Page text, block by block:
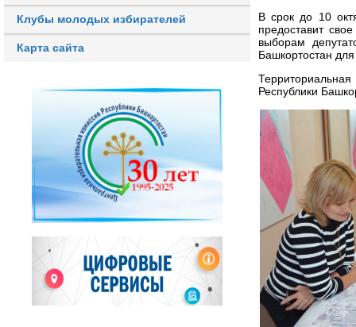
Клубы молодых избирателей
Карта сайта
В срок до 10
предоставит
выборам
Башкортостан
Территориальная
Республики